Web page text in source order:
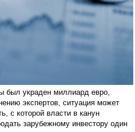
был украден миллиард евро,
экспертов, ситуация может
с которой власти в канун
зарубежному инвестору один